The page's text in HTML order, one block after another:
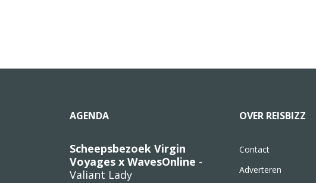
AGENDA
Scheepsbezoek Virgin
Voyages x WavesOnline -
Valiant Lady
OVER REISBIZZ
Contact
Adverteren